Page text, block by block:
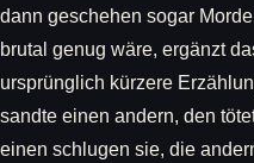
dann geschehen sogar
brutal genug wäre, ergänzt
ursprünglich kürzere
sandte einen andern, den
einen schlugen sie, die